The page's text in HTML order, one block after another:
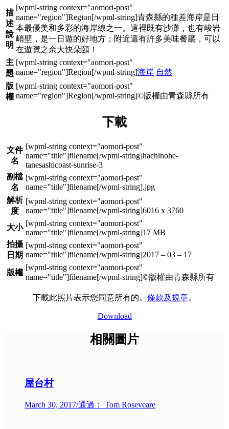
描
述
說
明
青森縣的種差海岸是日
本最優美和多彩的海岸線之一。這裡既有沙灘，也有峻岩
峭壁，是一日遊的好地方；附近還有許多美味餐廳，可以
在遊覽之余大快朵頤！
主
題
海岸 自然
版
權
©版權由青森縣所有
下載
文件
名
hachinohe-
tanesashicoast-sunrise-3
副檔
名
.jpg
解析
度
6016 x 3760
大小
17 MB
拍攝
日期
2017 – 03 – 17
版權
©版權由青森縣所有
下載此照片表示您同意所有的。 條款及規章。
Download
相關圖片
屋台村
March 30, 2017/通過： Tom Roseveare